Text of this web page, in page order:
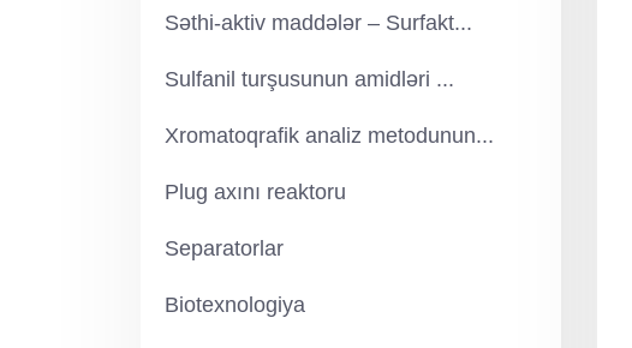
Səthi-aktiv maddələr – Surfakt...
Sulfanil turşusunun amidləri ...
Xromatoqrafik analiz metodunun...
Plug axını reaktoru
Separatorlar
Biotexnologiya